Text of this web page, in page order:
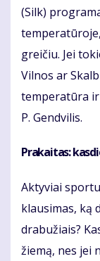
(Silk)
greičiu. Jei
Vilnos ar
temperatūra ir
P. Gendvilis.
Prakaitas:
Aktyviai
klausimas, ką
drabužiais?
žiemą, nes jei